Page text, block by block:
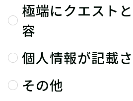
極端にクエスト
容
個人情報が記載
その他